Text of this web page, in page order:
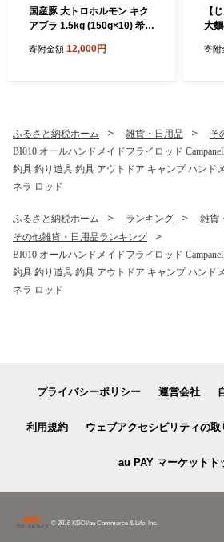
国産豚 大トロホルモン キク
アブラ 1.5kg (150g×10) 希少
ぶら 菊脂 豚ホルモン 豚肉 国
ンプ 焼肉 網焼き 国産 みそ
にんにく 味付き 味付け肉
（DV068）
寄附金額 12,000円
【
大
地
寄附
ふるさと納税ホーム 雑貨・日用品
そ
BI010 オールハンドメイドフライロッド
釣具 釣り道具 釣具 アウトドア キャンプ ハンド
ネラ ロッド
ふるさと納税ホーム ランキング
雑貨
その他雑貨・日用品ランキング
BI010 オールハンドメイドフライロッド
釣具 釣り道具 釣具 アウトドア キャンプ ハンド
ネラ ロッド
プライバシーポリシー 運営会社
利用規約 ウェブアクセシビリティの取
au PAY マーケットト
© 2016 KDDI/au Commerce & Life, Inc.